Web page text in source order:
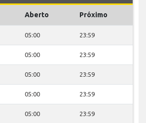
Aberto Próximo
05:00 23:59
05:00 23:59
05:00 23:59
05:00 23:59
05:00 23:59